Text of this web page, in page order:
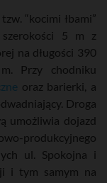
“kocimi łbami”
5 m z
na długości 390
Przy chodniku
oraz barierki, a
Droga
umożliwia dojazd
produkcyjnego
ul. Spokojna i
i tym samym na